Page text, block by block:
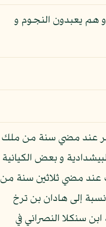
هم يعبدون النجوم و
ظهر عند مضي سنة من ملك
و بعض الكيانية
عند مضي ثلاثين سنة من
إلى هادان بن ترخ
سنكلا النصراني في